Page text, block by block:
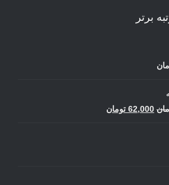
برتر
قیمت
62,000 تومان